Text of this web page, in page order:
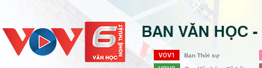
VOV1 Ban Thời sự